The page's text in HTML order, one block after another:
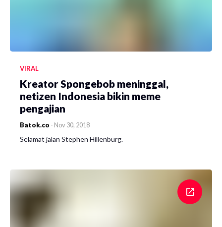
VIRAL
Kreator Spongebob meninggal,
netizen Indonesia bikin meme
pengajian
Batok.co - Nov 30, 2018
Selamat jalan Stephen Hillenburg.